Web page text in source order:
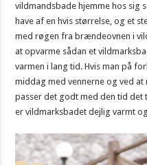
vildmandsbade hjemme hos sig
have af en hvis størrelse, og et
med røgen fra brændeovnen i
at opvarme sådan et
varmen i lang tid. Hvis man på
middag med vennerne og ved at
passer det godt med den tid det
er vildmarksbadet dejlig varmt